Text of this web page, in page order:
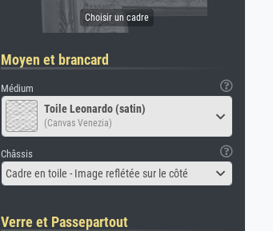
Moyen et brancard
Médium
Toile Leonardo (satin)
(Canvas Venezia)
Châssis
Cadre en toile - Image reflétée sur le côté
Verre et Passepartout